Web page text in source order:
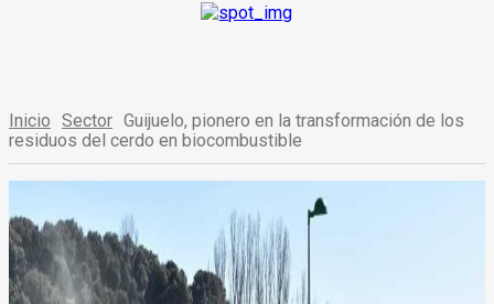
Inicio Sector Guijuelo, pionero en la transformación de los
residuos del cerdo en biocombustible